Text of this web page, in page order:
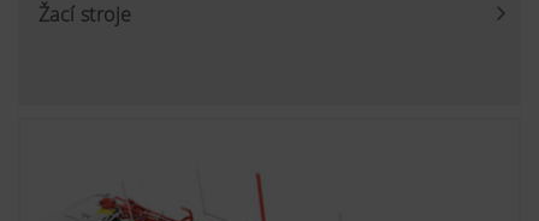
Žací stroje